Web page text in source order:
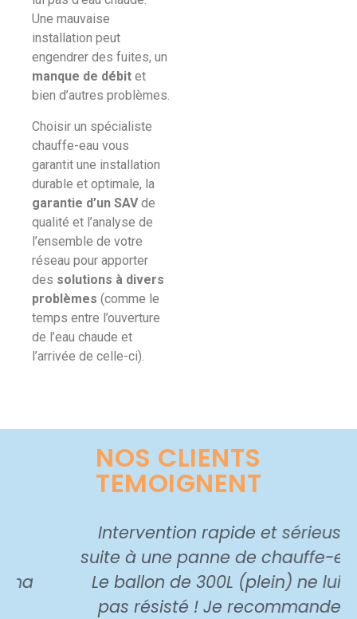
Une mauvaise
installation peut
engendrer des fuites, un
manque de débit et
bien d’autres problèmes.
Choisir un spécialiste
chauffe-eau vous
garantit une installation
durable et optimale, la
garantie d’un SAVde
qualité et l’analyse de
l’ensemble de votre
réseau pour apporter
des solutions à divers
problèmes (comme le
temps entre l’ouverture
de l’eau chaude et
l’arrivée de celle-ci).
NOS CLIENTS
TEMOIGNENT
Intervention rapide et sérieuse
suite à une panne de chauffe-eau.
Le ballon de 300L (plein) ne lui a
pas résisté ! Je recommande !